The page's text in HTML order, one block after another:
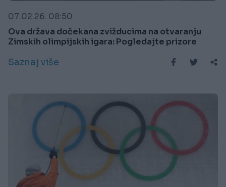
07.02.26. 08:50
Ova država dočekana zvižducima na otvaranju
Zimskih olimpijskih igara: Pogledajte prizore
Saznaj više